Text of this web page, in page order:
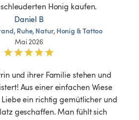
Honig kaufen.
Daniel B
Ruhe, Natur, Honig &Tattoo
Mai 2026
und ihrer Familie stehen und
Aus einer einfachen Wiese
ein richtig gemütlicher und
geschaffen. Man fühlt sich